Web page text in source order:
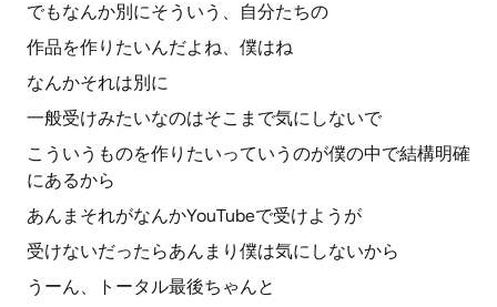
でもなんか別にそういう、自分たちの
作品を作りたいんだよね、僕はね
なんかそれは別に
一般受けみたいなのはそこまで気にしないで
こういうものを作りたいっていうのが僕の中で結構明確
にあるから
あんまそれがなんかYouTubeで受けようが
受けないだったらあんまり僕は気にしないから
うーん、トータル最後ちゃんと